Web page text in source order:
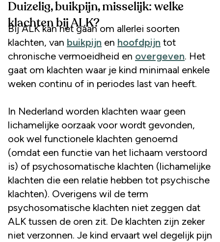
Duizelig, buikpijn, misselijk: welke
klachten bij ALK?
Bij ALK kan het gaan om allerlei soorten
klachten, van buikpijn en hoofdpijn tot
chronische vermoeidheid en overgeven. Het
gaat om klachten waar je kind minimaal enkele
weken continu of in periodes last van heeft.
In Nederland worden klachten waar geen
lichamelijke oorzaak voor wordt gevonden,
ook wel functionele klachten genoemd
(omdat een functie van het lichaam verstoord
is) of psychosomatische klachten (lichamelijke
klachten die een relatie hebben tot psychische
klachten). Overigens wil de term
psychosomatische klachten niet zeggen dat
ALK tussen de oren zit. De klachten zijn zeker
niet verzonnen. Je kind ervaart wel degelijk pijn